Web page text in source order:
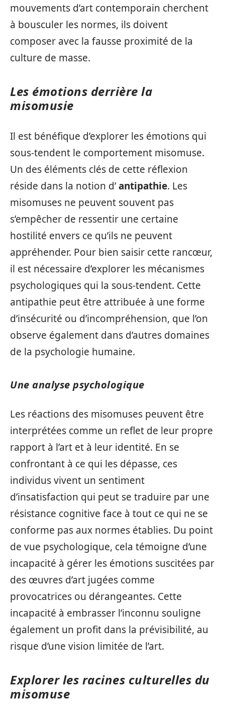
mouvements d’art contemporain cherchent
à bousculer les normes, ils doivent
composer avec la fausse proximité de la
culture de masse.
Les émotions derrière la
misomusie
Il est bénéfique d’explorer les émotions qui
sous-tendent le comportement misomuse.
Un des éléments clés de cette réflexion
réside dans la notion d’antipathie. Les
misomuses ne peuvent souvent pas
s’empêcher de ressentir une certaine
hostilité envers ce qu’ils ne peuvent
appréhender. Pour bien saisir cette rancœur,
il est nécessaire d’explorer les mécanismes
psychologiques qui la sous-tendent. Cette
antipathie peut être attribuée à une forme
d’insécurité ou d’incompréhension, que l’on
observe également dans d’autres domaines
de la psychologie humaine.
Une analyse psychologique
Les réactions des misomuses peuvent être
interprétées comme un reflet de leur propre
rapport à l’art et à leur identité. En se
confrontant à ce qui les dépasse, ces
individus vivent un sentiment
d’insatisfaction qui peut se traduire par une
résistance cognitive face à tout ce qui ne se
conforme pas aux normes établies. Du point
de vue psychologique, cela témoigne d’une
incapacité à gérer les émotions suscitées par
des œuvres d’art jugées comme
provocatrices ou dérangeantes. Cette
incapacité à embrasser l’inconnu souligne
également un profit dans la prévisibilité, au
risque d’une vision limitée de l’art.
Explorer les racines culturelles du
misomuse